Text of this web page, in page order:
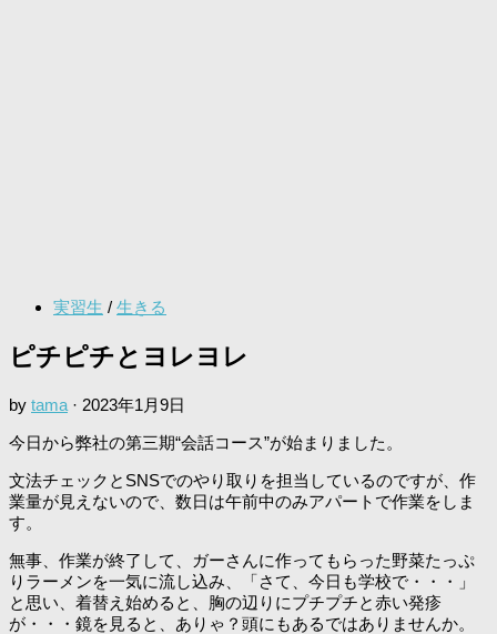
実習生 / 生きる
ピチピチとヨレヨレ
by tama · 2023年1月9日
今日から弊社の第三期“会話コース”が始まりました。
文法チェックとSNSでのやり取りを担当しているのですが、作
業量が見えないので、数日は午前中のみアパートで作業をしま
す。
無事、作業が終了して、ガーさんに作ってもらった野菜たっぷ
りラーメンを一気に流し込み、「さて、今日も学校で・・・」
と思い、着替え始めると、胸の辺りにプチプチと赤い発疹
が・・・鏡を見ると、ありゃ？頭にもあるではありませんか。